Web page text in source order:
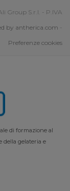
Group S.r.l. - P.IVA
by antherica.com -
Preferenze cookies
di formazione al
della gelateria e